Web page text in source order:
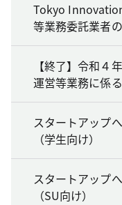
Tokyo
等業務委託業者
【終了】令和４
運営等業務に係
スタートアップ
（学生向け）
スタートアップ
（SU向け）